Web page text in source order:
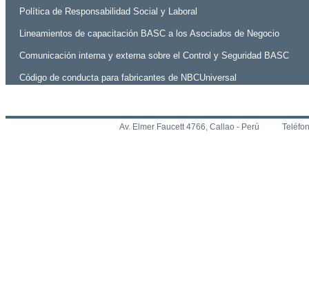
Política de Responsabilidad Social y Laboral
Lineamientos de capacitación BASC a los Asociados de Negocio
Comunicación interna y externa sobre el Control y Seguridad BASC
Código de conducta para fabricantes de NBCUniversal
Hechos de Importancia Av. Elmer Faucett 4766, Callao - Perú